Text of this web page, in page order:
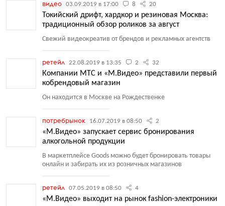
видео 03.09.2019 в 17:00 8 20
Токийский дрифт, хардкор и резиновая Москва:
традиционный обзор роликов за август
Свежий видеокреатив от брендов и рекламных агентств
ретейл 22.08.2019 в 13:35 2 32
Компании МТС и «М.Видео» представили первый
кобрендовый магазин
Он находится в Москве на Рождественке
потребрынок 16.07.2019 в 08:50 2
«М.Видео» запускает сервис бронирования
алкогольной продукции
В маркетплейсе Goods можно будет бронировать товары
онлайн и забирать их из розничных магазинов
ретейл 07.05.2019 в 08:50 4
«М.Видео» выходит на рынок fashion-электроники